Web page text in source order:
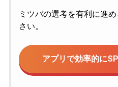
ミツバの選考を有利に進
さい。
アプリで効率的に